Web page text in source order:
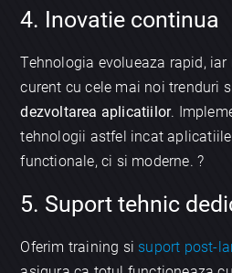
4. Inovatie continua
Tehnologia evolueaza rapid,
curent cu cele mai noi trenduri
dezvoltarea aplicatiilor.
tehnologii astfel incat
functionale, ci si moderne. ?
5. Suport tehnic
Oferim training si suport post-